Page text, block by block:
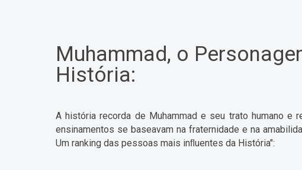
Muhammad, o
História:
A história recorda de Muhammad e seu trato humano e
ensinamentos se baseavam na fraternidade e na
Um ranking das pessoas mais inﬂuentes da História":